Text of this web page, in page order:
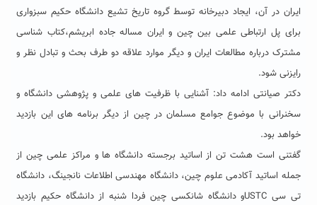
ایران در آن، ایجاد دبیرخانه توسط گروه تاریخ تشیع دانشگاه حکیم سبزواری
برای پل ارتباطی علمی بین چین و ایران مساله جاده ابریشم،کتاب شناسی
مشترک درباره مطالعات ایران و دیگر موارد علاقه دو طرف بحث و تبادل نظر و
رایزنی شود.
دکتر صیانتی ادامه داد: آشنایی با ظرفیت های علمی و پژوهشی دانشگاه و
سخنرانی با موضوع جوامع مسلمان در چین از دیگر برنامه های این بازدید
خواهد بود.
گفتنی است هشت تن از اساتید برجسته دانشگاه ها و مراکز علمی چین از
جمله اساتید آکادمی علوم چین، دانشگاه مهندسی اطلاعات نانجینگ، دانشگاه
تی سی USTCو دانشگاه شانکسی چین فردا شنبه از دانشگاه حکیم بازدید